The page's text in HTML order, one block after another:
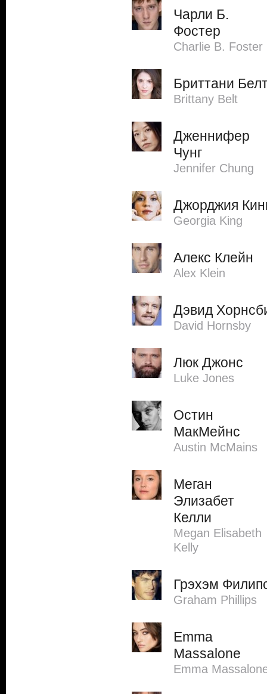
Чарли Б.
Фостер
Charlie B. Foster
Бриттани
Brittany Belt
Дженнифер
Чунг
Jennifer Chung
Джорджия
Georgia King
Алекс Клейн
Alex Klein
Дэвид
David Hornsby
Люк Джонс
Luke Jones
Остин
МакМейнс
Austin McMains
Меган
Элизабет
Келли
Megan Elisabeth
Kelly
Грэхэм
Graham Phillips
Emma
Massalone
Emma